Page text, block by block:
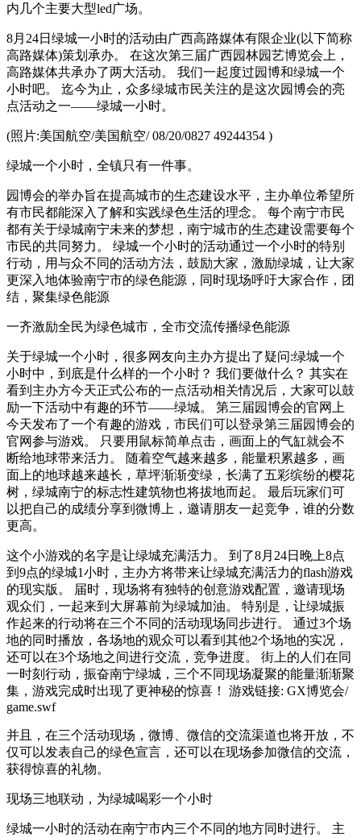
内几个主要大型led广场。
8月24日绿城一小时的活动由广西高路媒体有限企业(以下简称
高路媒体)策划承办。 在这次第三届广西园林园艺博览会上，
高路媒体共承办了两大活动。 我们一起度过园博和绿城一个
小时吧。 迄今为止，众多绿城市民关注的是这次园博会的亮
点活动之一——绿城一小时。
(照片:美国航空/美国航空/ 08/20/0827 49244354 )
绿城一个小时，全镇只有一件事。
园博会的举办旨在提高城市的生态建设水平，主办单位希望所
有市民都能深入了解和实践绿色生活的理念。 每个南宁市民
都有关于绿城南宁未来的梦想，南宁城市的生态建设需要每个
市民的共同努力。 绿城一个小时的活动通过一个小时的特别
行动，用与众不同的活动方法，鼓励大家，激励绿城，让大家
更深入地体验南宁市的绿色能源，同时现场呼吁大家合作，团
结，聚集绿色能源
一齐激励全民为绿色城市，全市交流传播绿色能源
关于绿城一个小时，很多网友向主办方提出了疑问:绿城一个
小时中，到底是什么样的一个小时？ 我们要做什么？ 其实在
看到主办方今天正式公布的一点活动相关情况后，大家可以鼓
励一下活动中有趣的环节——绿城。 第三届园博会的官网上
今天发布了一个有趣的游戏，市民们可以登录第三届园博会的
官网参与游戏。 只要用鼠标简单点击，画面上的气缸就会不
断给地球带来活力。 随着空气越来越多，能量积累越多，画
面上的地球越来越长，草坪渐渐变绿，长满了五彩缤纷的樱花
树，绿城南宁的标志性建筑物也将拔地而起。 最后玩家们可
以把自己的成绩分享到微博上，邀请朋友一起竞争，谁的分数
更高。
这个小游戏的名字是让绿城充满活力。 到了8月24日晚上8点
到9点的绿城1小时，主办方将带来让绿城充满活力的flash游戏
的现实版。 届时，现场将有独特的创意游戏配置，邀请现场
观众们，一起来到大屏幕前为绿城加油。 特别是，让绿城振
作起来的行动将在三个不同的活动现场同步进行。 通过3个场
地的同时播放，各场地的观众可以看到其他2个场地的实况，
还可以在3个场地之间进行交流，竞争进度。 街上的人们在同
一时刻行动，振奋南宁绿城，三个不同现场凝聚的能量渐渐聚
集，游戏完成时出现了更神秘的惊喜！ 游戏链接: GX博览会/
game.swf
并且，在三个活动现场，微博、微信的交流渠道也将开放，不
仅可以发表自己的绿色宣言，还可以在现场参加微信的交流，
获得惊喜的礼物。
现场三地联动，为绿城喝彩一个小时
绿城一小时的活动在南宁市内三个不同的地方同时进行。 主